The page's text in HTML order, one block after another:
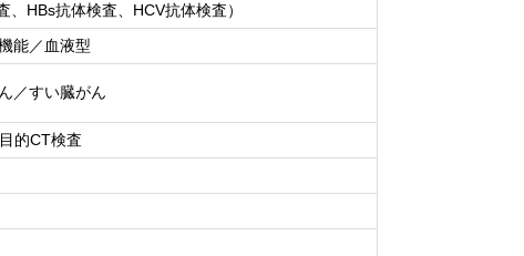
HBs抗体検査、HCV抗体検査）
能／血液型
／すい臓がん
的CT検査